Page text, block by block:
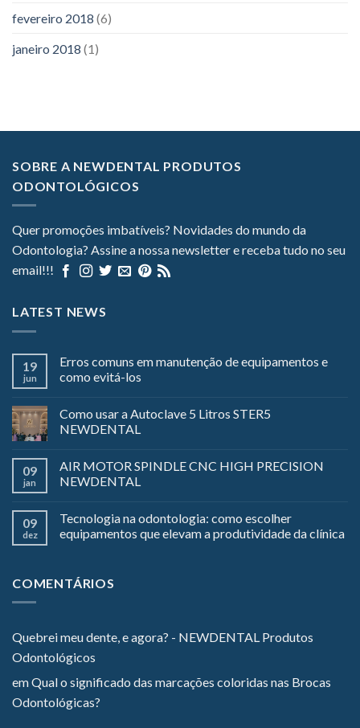
fevereiro 2018 (6)
janeiro 2018 (1)
SOBRE A NEWDENTAL PRODUTOS
ODONTOLÓGICOS
Quer promoções imbatíveis? Novidades do mundo da
Odontologia? Assine a nossa newsletter e receba tudo no seu
email!!!
LATEST NEWS
19
jun
Erros comuns em manutenção de equipamentos e
como evitá-los
Como usar a Autoclave 5 Litros STER5
NEWDENTAL
09
jan
AIR MOTOR SPINDLE CNC HIGH PRECISION
NEWDENTAL
09
dez
Tecnologia na odontologia: como escolher
equipamentos que elevam a produtividade da clínica
COMENTÁRIOS
Quebrei meu dente, e agora? - NEWDENTAL Produtos
Odontológicos
emQual o significado das marcações coloridas nas Brocas
Odontológicas?